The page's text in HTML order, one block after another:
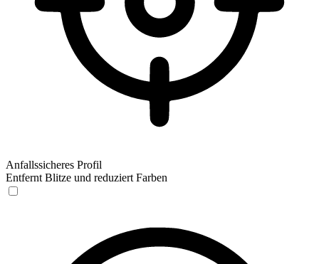
Anfallssicheres Profil
Entfernt Blitze und reduziert Farben